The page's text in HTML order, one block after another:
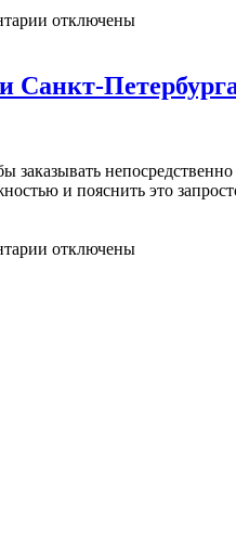
отключены
Санкт-
заказывать
и пояснить это
отключены